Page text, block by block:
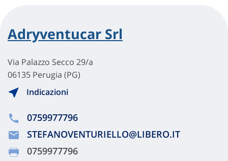
Adryventucar Srl
Via Palazzo Secco 29/a
06135 Perugia (PG)
Indicazioni
0759977796
STEFANOVENTURIELLO@LIBERO.IT
0759977796